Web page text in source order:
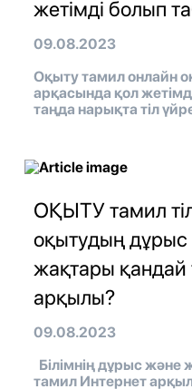
жетімді болып
09.08.2023
Оқыту тамил онлайн
арқасында қол
таңда нарықта тіл
ОҚЫТУ тамил
оқытудың
жақтары
арқылы?
09.08.2023
Білімнің дұрыс
тамил Интернет